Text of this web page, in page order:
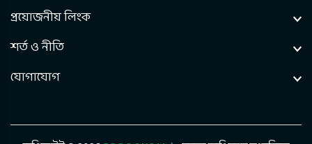
প্রয়োজনীয় লিংক
শর্ত ও নীতি
যোগাযোগ